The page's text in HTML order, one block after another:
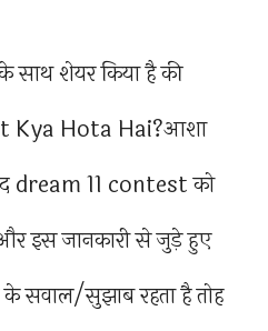
साथ शेयर किया है की
Kya Hota Hai?आशा
dream 11 contest को
इस जानकारी से जुड़े हुए
सवाल/सुझाब रहता है तोह